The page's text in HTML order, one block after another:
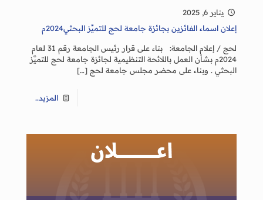
يناير 6, 2025
إعلان اسماء الفائزين بجائزة جامعة لحج للتميَّز البحثي2024م
لحج / إعلام الجامعة: بناء على قرار رئيس الجامعة رقم 31 لعام
2024م بشأن العمل باللائحة التنظيمية لجائزة جامعة لحج للتميَّز
البحثي . وبناء على محضر مجلس جامعة لحج […]
المزيد..